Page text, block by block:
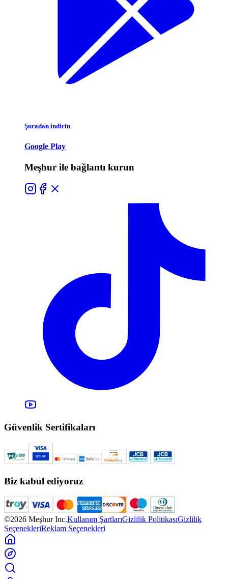
Şuradan indirin
Google Play
Meşhur ile bağlantı kurun
Güvenlik Sertifikaları
Biz kabul ediyoruz
©2026 Meşhur Inc.Kullanım ŞartlarıGizlilik PolitikasıGizlilik
SeçenekleriReklam Seçenekleri